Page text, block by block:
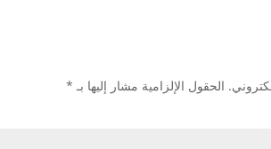
الحقول الإلزامية مشار إليها بـ *